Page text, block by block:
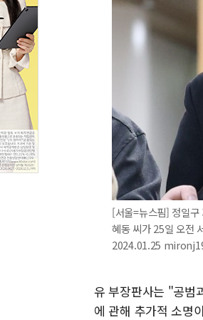
[서울=뉴스핌] 정일구
혜동 씨가 25일 오전
2024.01.25
유 부장판사는 "공범
에 관해 추가적 소명